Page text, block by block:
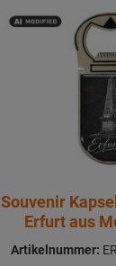
Souvenir
Erfurt aus
Artikelnummer: